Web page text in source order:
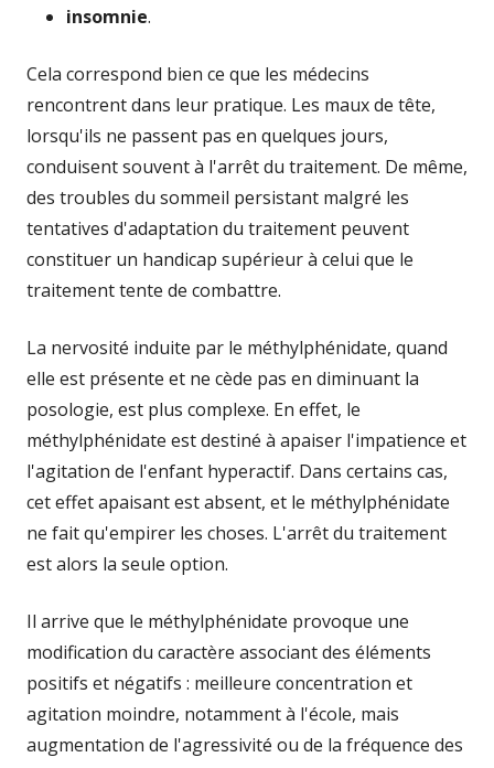
insomnie.
Cela correspond bien ce que les médecins
rencontrent dans leur pratique. Les maux de tête,
lorsqu'ils ne passent pas en quelques jours,
conduisent souvent à l'arrêt du traitement. De même,
des troubles du sommeil persistant malgré les
tentatives d'adaptation du traitement peuvent
constituer un handicap supérieur à celui que le
traitement tente de combattre.
La nervosité induite par le méthylphénidate, quand
elle est présente et ne cède pas en diminuant la
posologie, est plus complexe. En effet, le
méthylphénidate est destiné à apaiser l'impatience et
l'agitation de l'enfant hyperactif. Dans certains cas,
cet effet apaisant est absent, et le méthylphénidate
ne fait qu'empirer les choses. L'arrêt du traitement
est alors la seule option.
Il arrive que le méthylphénidate provoque une
modification du caractère associant des éléments
positifs et négatifs : meilleure concentration et
agitation moindre, notamment à l'école, mais
augmentation de l'agressivité ou de la fréquence des